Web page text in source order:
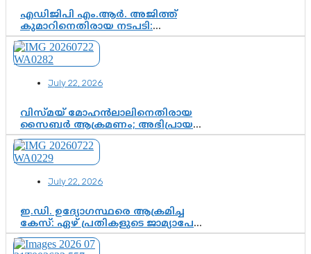
എഡിജിപി എം.ആർ. അജിത്ത്
കുമാറിനെതിരായ നടപടി:
സസ്പെൻഷനിൽ ഒതുങ്ങുമോ,
അതോ കൂടുതൽ കടുത്ത
നടപടികളിലേക്കോ?
July 22, 2026
വിസ്മയ് മോഹൻലാലിനെതിരായ
സൈബർ ആക്രമണം; അഭിപ്രായ
സ്വാതന്ത്ര്യത്തെ നിശ്ശബ്ദമാക്കുന്ന
ഡിജിറ്റൽ ഗുണ്ടായിസത്തിന് അറുതി
വേണം
July 22, 2026
ഇ.ഡി. ഉദ്യോഗസ്ഥരെ ആക്രമിച്ച
കേസ്: ഏഴ് പ്രതികളുടെ ജാമ്യാപേക്ഷ
വീണ്ടും തള്ളി; അന്വേഷണം തുടരാൻ
കോടതി അനുമതി